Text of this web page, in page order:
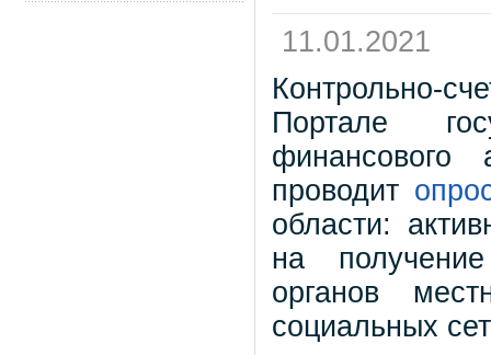
11.01.2021
Контрольно-
Портале
проводит
области:
на
органов
социальных